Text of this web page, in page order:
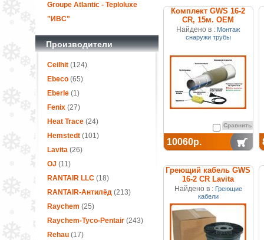
Groupe Atlantic - Teploluxe
"ИВС"
Производители
Ceilhit(124)
Ebeco(65)
Eberle(1)
Fenix(27)
Heat Trace(24)
Hemstedt(101)
Lavita(26)
OJ (11)
RANTAIR LLC(18)
RANTAIR-Антилёд(213)
Raychem (25)
Raychem-Tyco-Pentair (243)
Rehau(17)
Комплект GWS 16-2
CR, 15м. ОЕМ
Найдено в : Монтаж
снаружи трубы
Сравнить
10060р.
Греющий кабель GWS
16-2 CR Lavita
Найдено в : Греющие
кабели